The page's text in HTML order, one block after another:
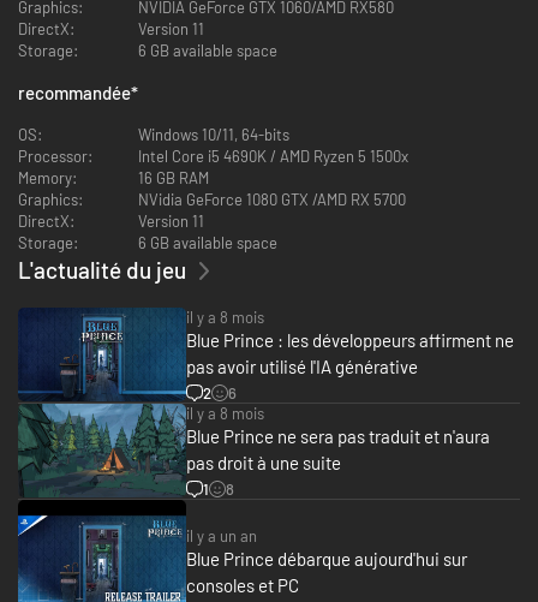
avancez prudemment, car la maison se réinitialise chaque jour, et seules
les améliorations permanentes du plan de votre demeure sont
conservées. Enfin, encore faut-il arriver à en trouver...
Après avoir hérité du Mont Holly, vous décidez d'explorer ses couloirs en
mouvement à la recherche de la chambre 46. Au fil de votre aventure
dans les entrailles de cette demeure, vous découvrirez peu à peu qu'elle
renferme bien des secrets. Plongez-vous dans le passé, où se mêlent des
affaires de chantage, des intrigues politiques et la disparition
mystérieuse d'un auteur de livres pour enfants. En fin de compte, le
Graphics:
NVIDIA GeForce GTX 1060/AMD RX580
DirectX:
Version 11
Storage:
6 GB available space
recommandée*
OS:
Windows 10/11, 64-bits
Processor:
Intel Core i5 4690K / AMD Ryzen 5 1500x
Memory:
16 GB RAM
Graphics:
NVidia GeForce 1080 GTX /AMD RX 5700
DirectX:
Version 11
Storage:
6 GB available space
L'actualité du jeu
il y a 8 mois
Blue Prince : les développeurs affirment ne
pas avoir utilisé l'IA générative
2
6
il y a 8 mois
Blue Prince ne sera pas traduit et n'aura
pas droit à une suite
1 8
il y a un an
Blue Prince débarque aujourd'hui sur
consoles et PC